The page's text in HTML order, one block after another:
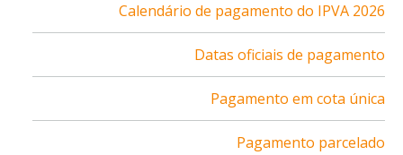
Calendário de pagamento do IPVA 2026
Datas oficiais de pagamento
Pagamento em cota única
Pagamento parcelado